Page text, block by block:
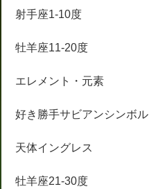
射手座1-10度
牡羊座11-20度
エレメント・元素
好き勝手サビアンシンボル
天体イングレス
牡羊座21-30度